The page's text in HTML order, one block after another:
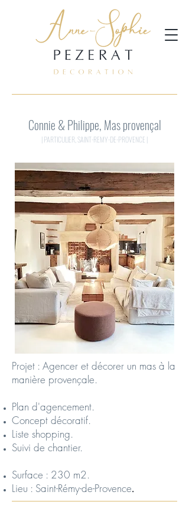
Connie & Philippe, Mas provençal
| PARTICULIER, SAINT-REMY-DE-PROVENCE |
Projet : Agencer et décorer un mas à la
manière provençale.
Plan d'agencement.
Concept décoratif.
Liste shopping.
Suivi de chantier.
Surface : 230 m2.
Lieu : Saint-Rémy-de-Provence.